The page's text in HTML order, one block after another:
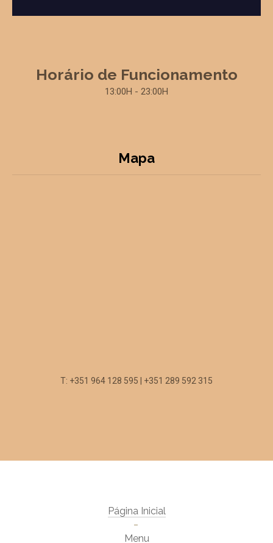
Horário de Funcionamento
13:00H - 23:00H
Mapa
T: +351 964 128 595 | +351 289 592 315
Página Inicial
Menu